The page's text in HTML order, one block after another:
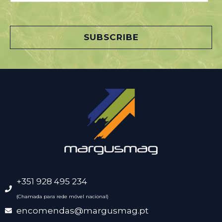
*
SUBSCRIBE
+351 928 495 234
(Chamada para rede móvel nacional)
encomendas@margusmag.pt